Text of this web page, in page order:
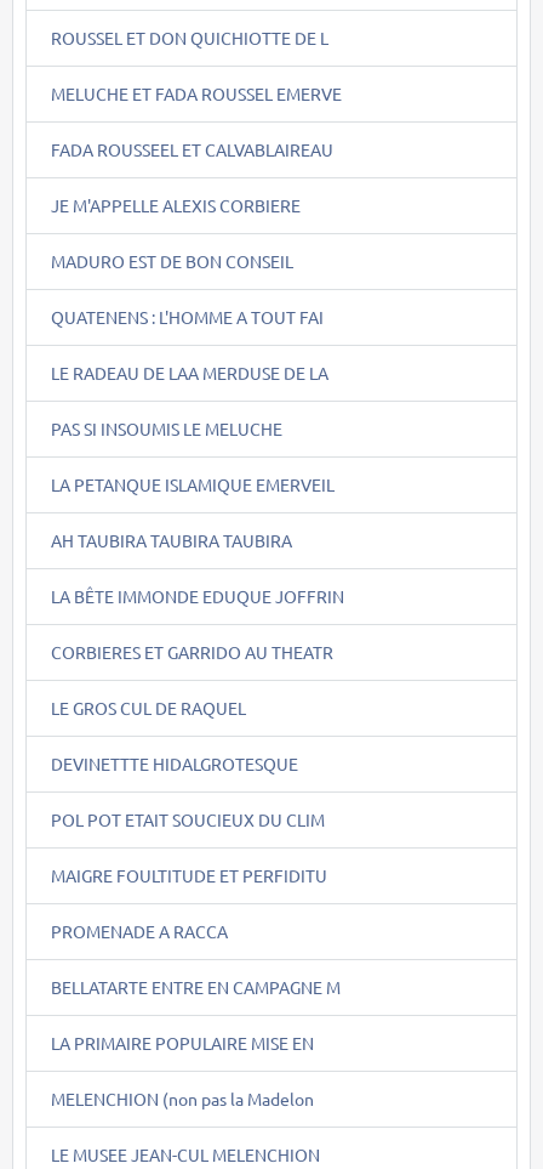
ROUSSEL ET DON QUICHIOTTE DE L
MELUCHE ET FADA ROUSSEL EMERVE
FADA ROUSSEEL ET CALVABLAIREAU
JE M'APPELLE ALEXIS CORBIERE
MADURO EST DE BON CONSEIL
QUATENENS : L'HOMME A TOUT FAI
LE RADEAU DE LAA MERDUSE DE LA
PAS SI INSOUMIS LE MELUCHE
LA PETANQUE ISLAMIQUE EMERVEIL
AH TAUBIRA TAUBIRA TAUBIRA
LA BÊTE IMMONDE EDUQUE JOFFRIN
CORBIERES ET GARRIDO AU THEATR
LE GROS CUL DE RAQUEL
DEVINETTTE HIDALGROTESQUE
POL POT ETAIT SOUCIEUX DU CLIM
MAIGRE FOULTITUDE ET PERFIDITU
PROMENADE A RACCA
BELLATARTE ENTRE EN CAMPAGNE M
LA PRIMAIRE POPULAIRE MISE EN
MELENCHION (non pas la Madelon
LE MUSEE JEAN-CUL MELENCHION